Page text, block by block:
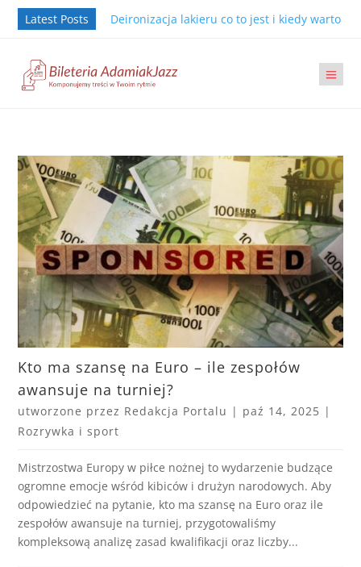
Latest Posts Deironizacja lakieru co to jest i kiedy warto ją
Kto ma szansę na Euro – ile zespołów
awansuje na turniej?
utworzone przez Redakcja Portalu | paź 14, 2025 |
Rozrywka i sport
Mistrzostwa Europy w piłce nożnej to wydarzenie budzące
ogromne emocje wśród kibiców i drużyn narodowych. Aby
odpowiedzieć na pytanie, kto ma szansę na Euro oraz ile
zespołów awansuje na turniej, przygotowaliśmy
kompleksową analizę zasad kwalifikacji oraz liczby...